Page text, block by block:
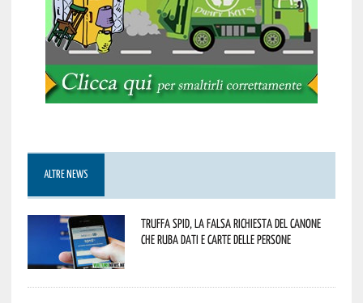
ALTRE NEWS
Truffa Spid, la falsa richiesta del canone
che ruba dati e carte delle persone